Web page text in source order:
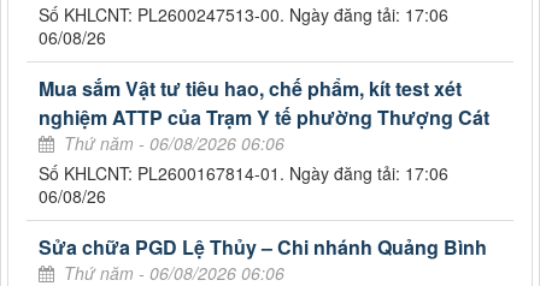
Số KHLCNT: PL2600247513-00. Ngày đăng tải: 17:06
06/08/26
Mua sắm Vật tư tiêu hao, chế phẩm, kít test xét
nghiệm ATTP của Trạm Y tế phường Thượng Cát
Thứ năm - 06/08/2026 06:06
Số KHLCNT: PL2600167814-01. Ngày đăng tải: 17:06
06/08/26
Sửa chữa PGD Lệ Thủy – Chi nhánh Quảng Bình
Thứ năm - 06/08/2026 06:06